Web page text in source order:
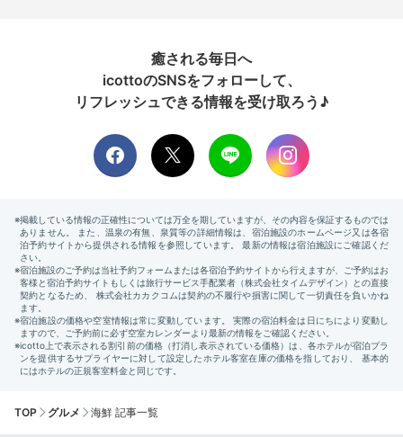
癒される毎日へ
icottoのSNSをフォローして、
リフレッシュできる情報を受け取ろう♪
TOP グルメ 海鮮 記事一覧